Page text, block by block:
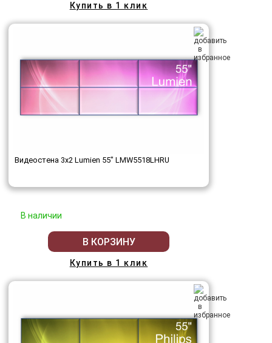
Купить в 1 клик
Видеостена 3x2 Lumien 55" LMW5518LHRU
В наличии
В КОРЗИНУ
Купить в 1 клик